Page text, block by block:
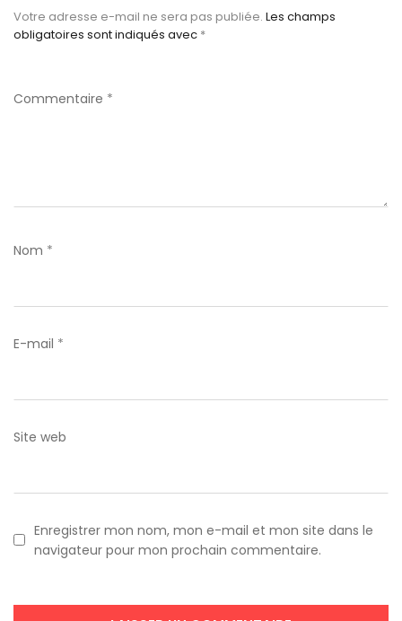
Votre adresse e-mail ne sera pas publiée. Les champs
obligatoires sont indiqués avec *
Commentaire *
Nom *
E-mail *
Site web
Enregistrer mon nom, mon e-mail et mon site dans le
navigateur pour mon prochain commentaire.